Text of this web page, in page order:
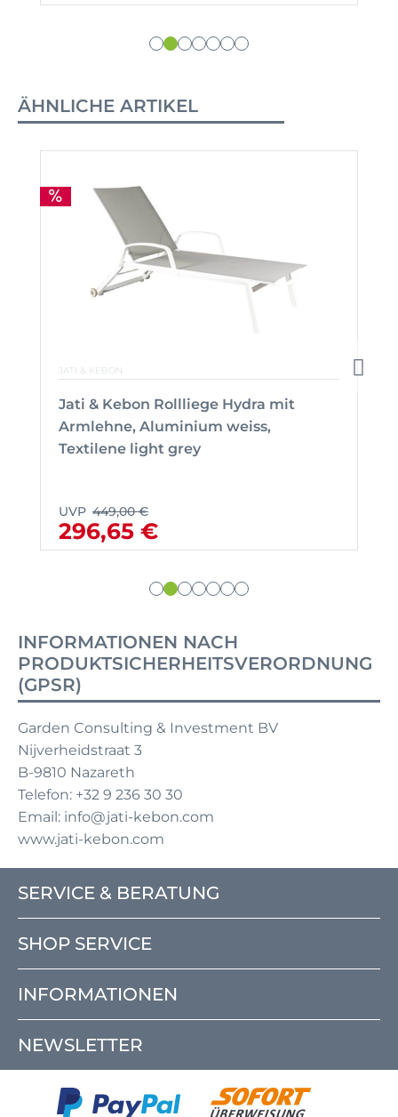
ÄHNLICHE ARTIKEL
JATI & KEBON
Jati & Kebon Rollliege Hydra mit
Armlehne, Aluminium weiss,
Textilene light grey
UVP 449,00 €
296,65 €
INFORMATIONEN NACH
PRODUKTSICHERHEITSVERORDNUNG
(GPSR)
Garden Consulting & Investment BV
Nijverheidstraat 3
B-9810 Nazareth
Telefon: +32 9 236 30 30
Email: info@jati-kebon.com
www.jati-kebon.com
SERVICE & BERATUNG
SHOP SERVICE
INFORMATIONEN
NEWSLETTER